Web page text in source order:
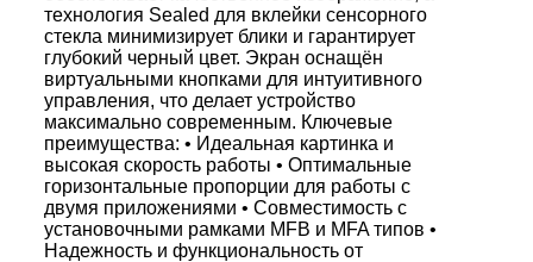
технология Sealed для вклейки сенсорного
стекла минимизирует блики и гарантирует
глубокий черный цвет. Экран оснащён
виртуальными кнопками для интуитивного
управления, что делает устройство
максимально современным. Ключевые
преимущества: • Идеальная картинка и
высокая скорость работы • Оптимальные
горизонтальные пропорции для работы с
двумя приложениями • Совместимость с
установочными рамками MFB и MFA типов •
Надежность и функциональность от